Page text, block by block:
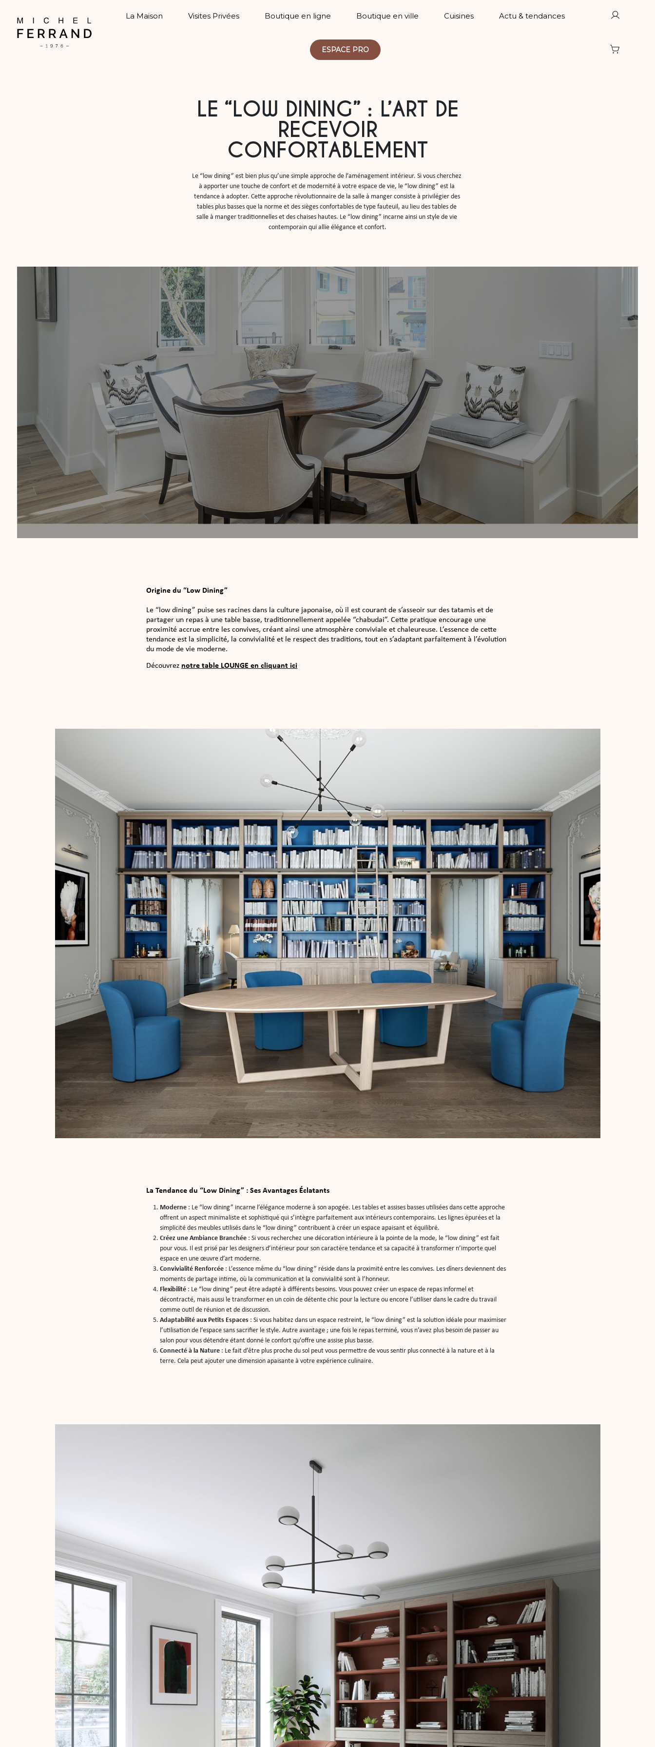
La Maison Visites Privées Boutique en ligne Boutique en ville Cuisines Actu & tendances
ESPACE PRO
LE “LOW DINING” : L’ART DE
RECEVOIR
CONFORTABLEMENT
Le “low dining” est bien plus qu’une simple approche de l’aménagement intérieur. Si vous cherchez
à apporter une touche de confort et de modernité à votre espace de vie, le “low dining” est la
tendance à adopter. Cette approche révolutionnaire de la salle à manger consiste à privilégier des
tables plus basses que la norme et des sièges confortables de type fauteuil, au lieu des tables de
salle à manger traditionnelles et des chaises hautes. Le “low dining” incarne ainsi un style de vie
contemporain qui allie élégance et confort.
Origine du “Low Dining”
Le “low dining” puise ses racines dans la culture japonaise, où il est courant de s’asseoir sur des tatamis et de
partager un repas à une table basse, traditionnellement appelée “chabudai”. Cette pratique encourage une
proximité accrue entre les convives, créant ainsi une atmosphère conviviale et chaleureuse. L’essence de cette
tendance est la simplicité, la convivialité et le respect des traditions, tout en s’adaptant parfaitement à l’évolution
du mode de vie moderne.
Découvrez notre table LOUNGE en cliquant ici
La Tendance du “Low Dining” : Ses Avantages Éclatants
Moderne : Le “low dining” incarne l’élégance moderne à son apogée. Les tables et assises basses utilisées dans cette approche
offrent un aspect minimaliste et sophistiqué qui s’intègre parfaitement aux intérieurs contemporains. Les lignes épurées et la
simplicité des meubles utilisés dans le “low dining” contribuent à créer un espace apaisant et équilibré.
Créez une Ambiance Branchée : Si vous recherchez une décoration intérieure à la pointe de la mode, le “low dining” est fait
pour vous. Il est prisé par les designers d’intérieur pour son caractère tendance et sa capacité à transformer n’importe quel
espace en une œuvre d’art moderne.
Convivialité Renforcée : L’essence même du “low dining” réside dans la proximité entre les convives. Les dîners deviennent des
moments de partage intime, où la communication et la convivialité sont à l’honneur.
Flexibilité : Le “low dining” peut être adapté à différents besoins. Vous pouvez créer un espace de repas informel et
décontracté, mais aussi le transformer en un coin de détente chic pour la lecture ou encore l’utiliser dans le cadre du travail
comme outil de réunion et de discussion.
Adaptabilité aux Petits Espaces : Si vous habitez dans un espace restreint, le “low dining” est la solution idéale pour maximiser
l’utilisation de l’espace sans sacrifier le style. Autre avantage ; une fois le repas terminé, vous n’avez plus besoin de passer au
salon pour vous détendre étant donné le confort qu’offre une assise plus basse.
Connecté à la Nature : Le fait d’être plus proche du sol peut vous permettre de vous sentir plus connecté à la nature et à la
terre. Cela peut ajouter une dimension apaisante à votre expérience culinaire.